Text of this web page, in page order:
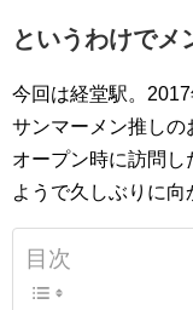
というわけでメ
今回は経堂駅。
サンマーメン推しの
オープン時に訪問し
ようで久しぶりに向
目次